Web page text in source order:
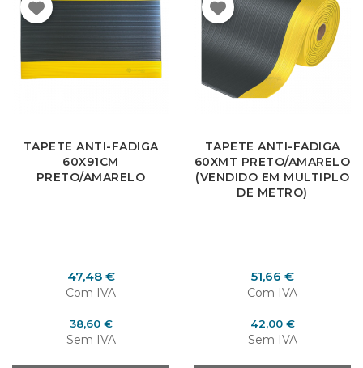
TAPETE ANTI-FADIGA
60X91CM
PRETO/AMARELO
Preço
47,48 €
Com IVA
Preço
38,60 €
Sem IVA
TAPETE ANTI-FADIGA
60XMT PRETO/AMARELO
(VENDIDO EM MULTIPLO
DE METRO)
Preço
51,66 €
Com IVA
Preço
42,00 €
Sem IVA